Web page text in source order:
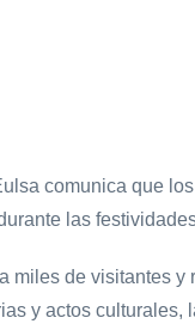
comunica que
las
de visitantes
y actos culturales,